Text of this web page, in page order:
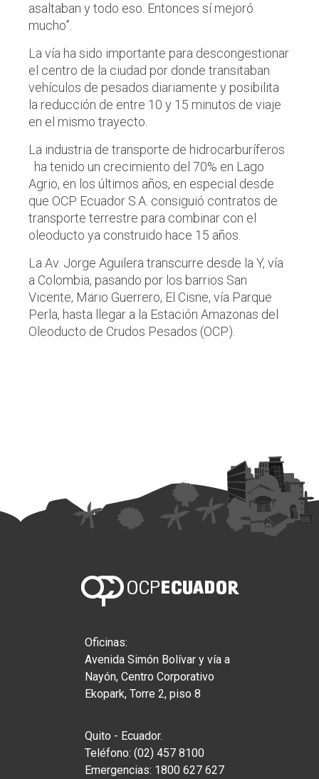
asaltaban y todo eso. Entonces sí mejoró
mucho”.
La vía ha sido importante para descongestionar
el centro de la ciudad por donde transitaban
vehículos de pesados diariamente y posibilita
la reducción de entre 10 y 15 minutos de viaje
en el mismo trayecto.
La industria de transporte de hidrocarburíferos
ha tenido un crecimiento del 70% en Lago
Agrio, en los últimos años, en especial desde
que OCP Ecuador S.A. consiguió contratos de
transporte terrestre para combinar con el
oleoducto ya construido hace 15 años.
La Av. Jorge Aguilera transcurre desde la Y, vía
a Colombia, pasando por los barrios San
Vicente, Mario Guerrero, El Cisne, vía Parque
Perla, hasta llegar a la Estación Amazonas del
Oleoducto de Crudos Pesados (OCP).
Oficinas:
Avenida Simón Bolívar y vía a
Nayón, Centro Corporativo
Ekopark, Torre 2, piso 8
Quito - Ecuador.
Teléfono: (02) 457 8100
Emergencias: 1800 627 627